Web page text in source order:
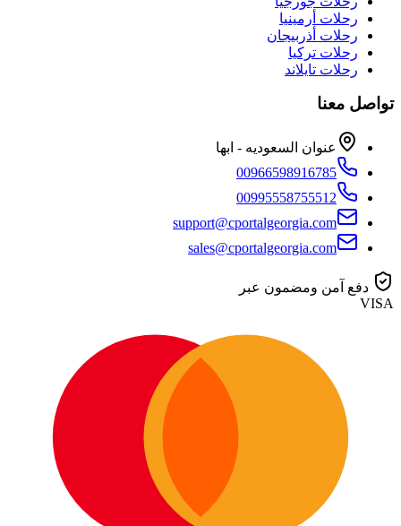
رحلات أرمينيا
رحلات أذربيجان
رحلات تركيا
رحلات تايلاند
تواصل معنا
عنوان السعوديه - ابها
00966598916785
00995558755512
support@cportalgeorgia.com
sales@cportalgeorgia.com
دفع آمن ومضمون عبر
VISA